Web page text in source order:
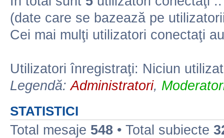
(date care se bazează pe
Cei mai mulţi utilizatori conectaţi
Utilizatori înregistraţi: Niciun
Legendă:Administratori,
STATISTICI
Total mesaje 548 • Total subiecte